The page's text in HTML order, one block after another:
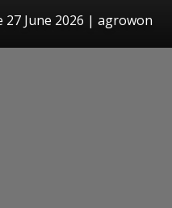
27 June 2026 | agrowon